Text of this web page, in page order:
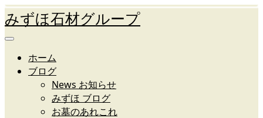
みずほ石材グループ
ホーム
ブログ
News お知らせ
みずほ ブログ
お墓のあれこれ